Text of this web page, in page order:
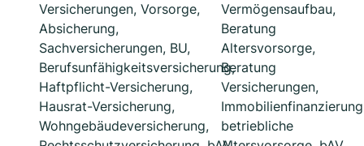
Versicherungen, Vorsorge,
Absicherung,
Sachversicherungen, BU,
Berufsunfähigkeitsversicherung,
Haftpflicht-Versicherung,
Hausrat-Versicherung,
Wohngebäudeversicherung,
Vermögensaufbau,
Beratung
Altersvorsorge,
Beratung
Versicherungen,
betriebliche